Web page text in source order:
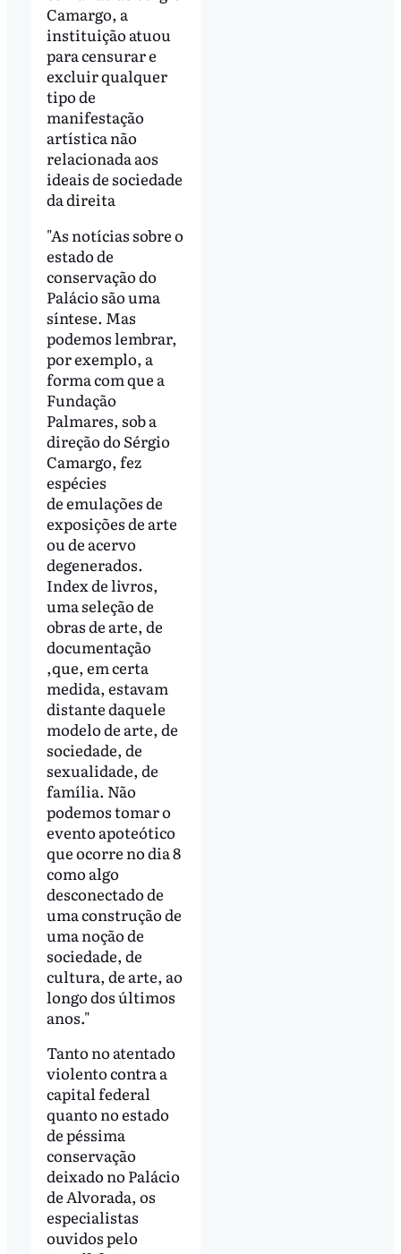
Camargo, a
instituição atuou
para censurar e
excluir qualquer
tipo de
manifestação
artística não
relacionada aos
ideais de sociedade
da direita
"As notícias sobre o
estado de
conservação do
Palácio são uma
síntese. Mas
podemos lembrar,
por exemplo, a
forma com que a
Fundação
Palmares, sob a
direção do Sérgio
Camargo, fez
espécies
de emulações de
exposições de arte
ou de acervo
degenerados.
Index de livros,
uma seleção de
obras de arte, de
documentação
,que, em certa
medida, estavam
distante daquele
modelo de arte, de
sociedade, de
sexualidade, de
família. Não
podemos tomar o
evento apoteótico
que ocorre no dia 8
como algo
desconectado de
uma construção de
uma noção de
sociedade, de
cultura, de arte, ao
longo dos últimos
anos."
Tanto no atentado
violento contra a
capital federal
quanto no estado
de péssima
conservação
deixado no Palácio
de Alvorada, os
especialistas
ouvidos pelo